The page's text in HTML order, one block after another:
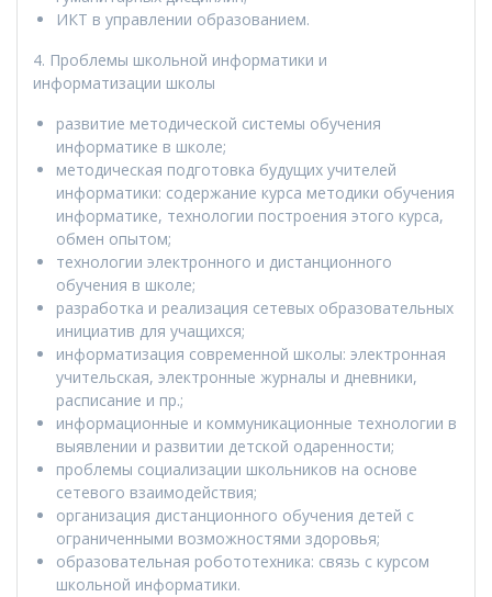
ИКТ в управлении образованием.
4. Проблемы школьной информатики и
информатизации школы
развитие методической системы обучения
информатике в школе;
методическая подготовка будущих учителей
информатики: содержание курса методики обучения
информатике, технологии построения этого курса,
обмен опытом;
технологии электронного и дистанционного
обучения в школе;
разработка и реализация сетевых образовательных
инициатив для учащихся;
информатизация современной школы: электронная
учительская, электронные журналы и дневники,
расписание и пр.;
информационные и коммуникационные технологии в
выявлении и развитии детской одаренности;
проблемы социализации школьников на основе
сетевого взаимодействия;
организация дистанционного обучения детей с
ограниченными возможностями здоровья;
образовательная робототехника: связь с курсом
школьной информатики.